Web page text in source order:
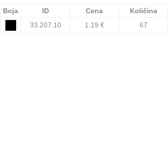
Boja ID Cena Količina
33.207.10
1,19 € 67